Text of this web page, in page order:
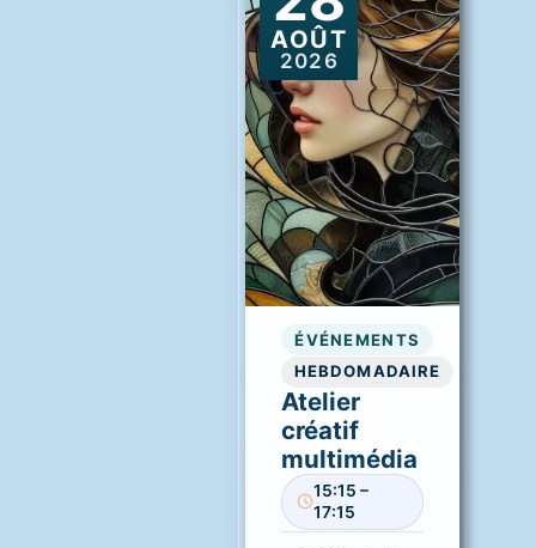
AOÛT
2026
ÉVÉNEMENTS
HEBDOMADAIRE
Atelier
créatif
multimédia
15:15 –
17:15